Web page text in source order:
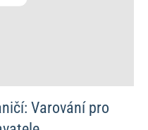
Varování pro